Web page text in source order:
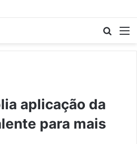
aplicação da
para mais